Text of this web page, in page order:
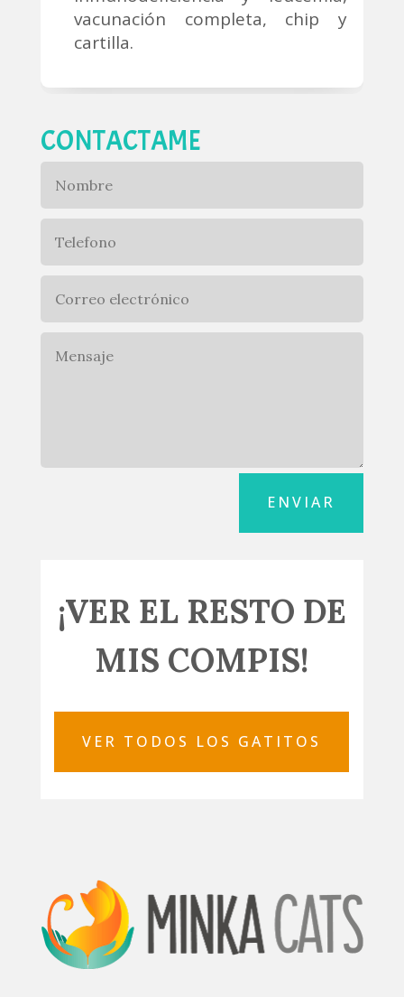
vacunación completa, chip y
cartilla.
CONTACTAME
ENVIAR
¡VER EL RESTO DE
MIS COMPIS!
VER TODOS LOS GATITOS